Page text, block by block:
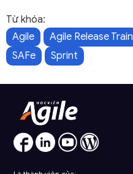
Từ khóa:
Agile
Agile Release Train
SAFe
Sprint